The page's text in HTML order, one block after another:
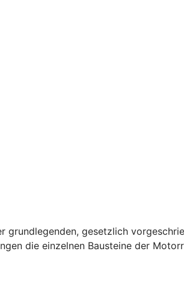
grundlegenden, gesetzlich
die einzelnen Bausteine der